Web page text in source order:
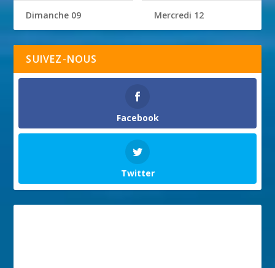
Dimanche 09 Mercredi 12
SUIVEZ-NOUS
Facebook
Twitter